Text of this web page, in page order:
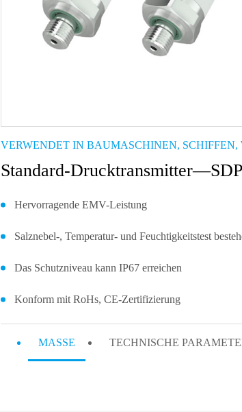
VERWENDET IN BAUMASCHINEN,
Standard-
Hervorragende EMV-Leistung
Salznebel-, Temperatur- und Feuchtigkeitstest
Das Schutzniveau kann IP67 erreichen
Konform mit RoHs, CE-Zertifizierung
MASSE TECHNISCHE